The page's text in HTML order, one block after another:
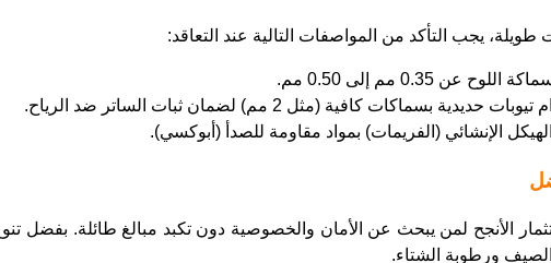
يجب التأكد من المواصفات التالية عند التعاقد:
عن 0.35 مم إلى 0.50 مم.
بسماكات كافية (مثل 2 مم) لضمان ثبات الساتر ضد الرياح.
الإنشائي (الفريمات) بمواد مقاومة للصدأ (أبوكسي).
الأنجح لمن يبحث عن الأمان والخصوصية دون تكبد مبالغ طائلة. بفضل
ورطوبة الشتاء.